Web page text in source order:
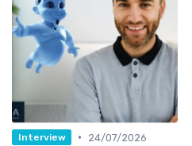
Interview •
24/07/2026